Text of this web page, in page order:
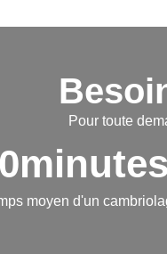
Pour toute
moyen d'un
0minutes